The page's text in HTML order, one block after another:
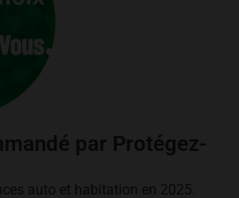
par Protégez-
auto et habitation en 2025.